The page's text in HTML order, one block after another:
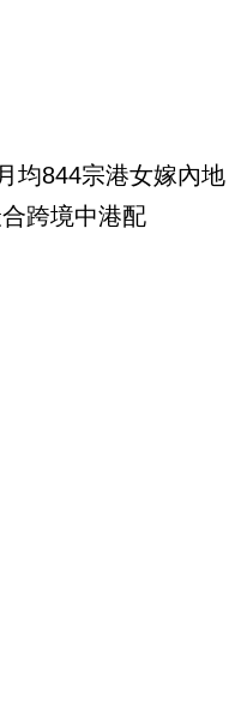
均844宗港女嫁內地
跨境中港配